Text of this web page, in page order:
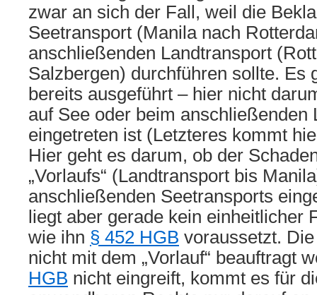
zwar an sich der Fall, weil die
Seetransport (Manila nach
anschließenden Landtransport
Salzbergen) durchführen sollte. Es
bereits ausgeführt – hier nicht
auf See oder beim anschließenden
eingetreten ist (Letzteres kommt
Hier geht es darum, ob der
„Vorlaufs“ (Landtransport bis
anschließenden Seetransports
liegt aber gerade kein einheitlicher
wie ihn § 452 HGB voraussetzt.
nicht mit dem „Vorlauf“ beauftragt
HGB nicht eingreift, kommt es für